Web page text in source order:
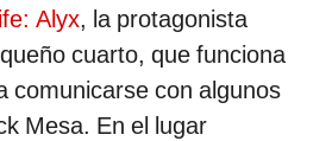
Alyx, la protagonista
cuarto, que funciona
comunicarse con algunos
Mesa. En el lugar